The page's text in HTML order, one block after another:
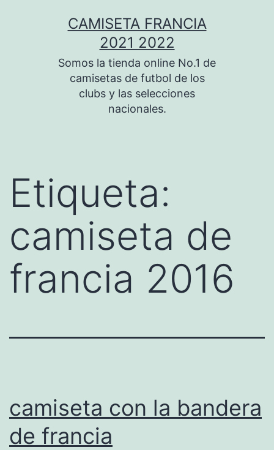
CAMISETA FRANCIA
2021 2022
Somos la tienda online No.1 de
camisetas de futbol de los
clubs y las selecciones
nacionales.
Etiqueta:
camiseta de
francia 2016
camiseta con la bandera
de francia